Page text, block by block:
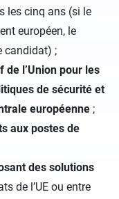
les cinq ans (si le
européen, le
candidat) ;
de l’Union pour les
de sécurité et
européenne ;
aux postes de
des solutions
de l’UE ou entre